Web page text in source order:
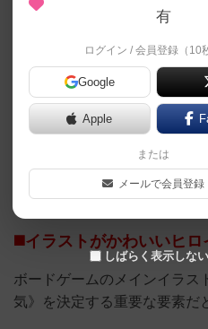
異世界転生もののラブコメ
た作品です。
いかにもそれっぽい展開が面
実際にプレイしてみたら、
た♪
◼️イラストがかわいいヒロ
ボードゲームのメインイラス
気》を決定する重要な要素だ
有
ログイン / 会員登録（10
Google
Apple
または
メールで会員登録
しばらく表示しない